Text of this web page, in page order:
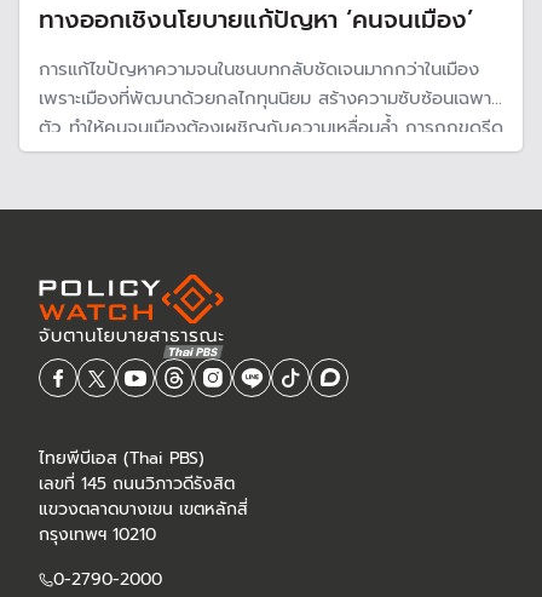
ทางออกเชิงนโยบายแก้ปัญหา ‘คนจนเมือง’
การแก้ไขปัญหาความจนในชนบทกลับชัดเจนมากกว่าในเมือง
เพราะเมืองที่พัฒนาด้วยกลไกทุนนิยม สร้างความซับซ้อนเฉพาะ
ตัว ทำให้คนจนเมืองต้องเผชิญกับความเหลื่อมล้ำ การถูกขูดรีด
และถูกแบ่งแยกออกจากสังคม โจทย์สำคัญคือจะทำอย่างไรให้
กัน
ไทยพีบีเอส (Thai PBS)
เลขที่ 145 ถนนวิภาวดีรังสิต
แขวงตลาดบางเขน เขตหลักสี่
กรุงเทพฯ 10210
0-2790-2000